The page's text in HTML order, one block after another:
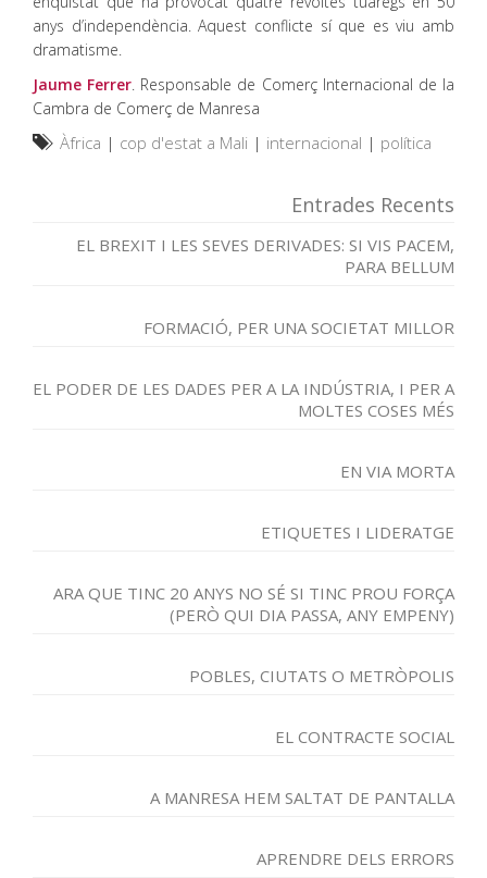
anys d’independència. Aquest conflicte sí que es viu amb
dramatisme.
Jaume Ferrer. Responsable de Comerç Internacional de la
Cambra de Comerç de Manresa
Àfrica | cop d'estat a Mali | internacional | política
Entrades Recents
EL BREXIT I LES SEVES DERIVADES: SI VIS PACEM,
PARA BELLUM
FORMACIÓ, PER UNA SOCIETAT MILLOR
EL PODER DE LES DADES PER A LA INDÚSTRIA, I PER A
MOLTES COSES MÉS
EN VIA MORTA
ETIQUETES I LIDERATGE
ARA QUE TINC 20 ANYS NO SÉ SI TINC PROU FORÇA
(PERÒ QUI DIA PASSA, ANY EMPENY)
POBLES, CIUTATS O METRÒPOLIS
EL CONTRACTE SOCIAL
A MANRESA HEM SALTAT DE PANTALLA
APRENDRE DELS ERRORS